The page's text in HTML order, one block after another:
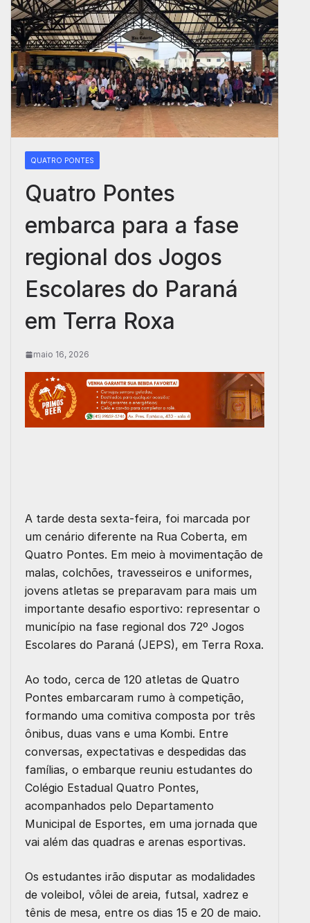
QUATRO PONTES
Quatro Pontes
embarca para a fase
regional dos Jogos
Escolares do Paraná
em Terra Roxa
maio 16, 2026
A tarde desta sexta-feira, foi marcada por
um cenário diferente na Rua Coberta, em
Quatro Pontes. Em meio à movimentação de
malas, colchões, travesseiros e uniformes,
jovens atletas se preparavam para mais um
importante desafio esportivo: representar o
município na fase regional dos 72º Jogos
Escolares do Paraná (JEPS), em Terra Roxa.
Ao todo, cerca de 120 atletas de Quatro
Pontes embarcaram rumo à competição,
formando uma comitiva composta por três
ônibus, duas vans e uma Kombi. Entre
conversas, expectativas e despedidas das
famílias, o embarque reuniu estudantes do
Colégio Estadual Quatro Pontes,
acompanhados pelo Departamento
Municipal de Esportes, em uma jornada que
vai além das quadras e arenas esportivas.
Os estudantes irão disputar as modalidades
de voleibol, vôlei de areia, futsal, xadrez e
tênis de mesa, entre os dias 15 e 20 de maio.